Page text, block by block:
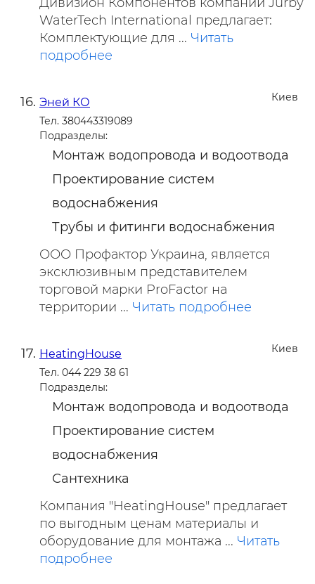
WaterTech International предлагает:
Комплектующие для ... Читать
подробнее
Киев
Эней КО
Тел. 380443319089
Подразделы:
Монтаж водопровода и водоотвода
Проектирование систем
водоснабжения
Трубы и фитинги водоснабжения
ООО Профактор Украина, является
эксклюзивным представителем
торговой марки ProFactor на
территории ... Читать подробнее
Киев
HeatingHouse
Тел. 044 229 38 61
Подразделы:
Монтаж водопровода и водоотвода
Проектирование систем
водоснабжения
Сантехника
Компания "HeatingHouse" предлагает
по выгодным ценам материалы и
оборудование для монтажа ... Читать
подробнее